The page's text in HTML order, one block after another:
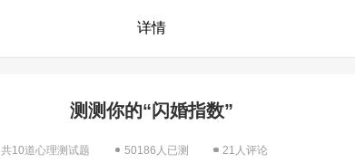
详情
测测你的“闪婚指数”
共10道心理测试题 50186人已测 21人评论